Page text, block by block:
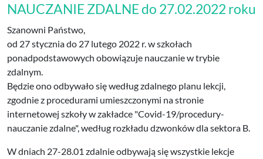
NAUCZANIE ZDALNE do 27.02.2022 roku
Szanowni Państwo,
od 27 stycznia do 27 lutego 2022 r. w szkołach
ponadpodstawowych obowiązuje nauczanie w trybie
zdalnym.
Będzie ono odbywało się według zdalnego planu lekcji,
zgodnie z procedurami umieszczonymi na stronie
internetowej szkoły w zakładce "Covid-19/procedury-
nauczanie zdalne", według rozkładu dzwonków dla sektora B.
W dniach 27-28.01 zdalnie odbywają się wszystkie lekcje